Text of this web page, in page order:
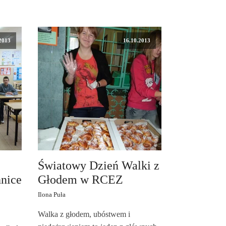
16.10.2013
Światowy Dzień Walki z
Głodem w RCEZ
Ilona Puła
Walka z głodem, ubóstwem i